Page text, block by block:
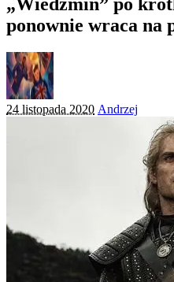
ponownie wraca na
24 listopada 2020 Posted
Andrzej